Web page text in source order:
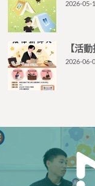
2026-05-
【活
2026-06-